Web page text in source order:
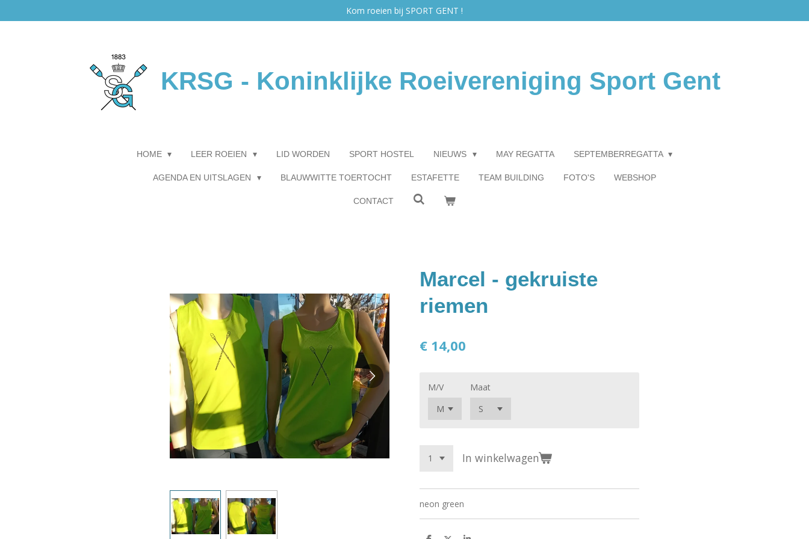
direct
Kom roeien bij SPORT GENT !
KRSG - Koninklijke Roeivereniging Sport Gent
HOME LEER ROEIEN LID WORDEN SPORT HOSTEL NIEUWS MAY REGATTA SEPTEMBERREGATTA
AGENDA EN UITSLAGEN BLAUWWITTE TOERTOCHT ESTAFETTE TEAM BUILDING FOTO'S WEBSHOP
CONTACT
Marcel - gekruiste
riemen
€ 14,00
M/V Maat
In winkelwagen
neon green